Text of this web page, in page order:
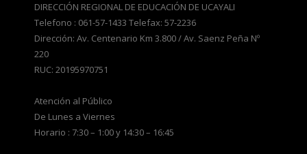
DIRECCIÓN REGIONAL DE EDUCACIÓN DE UCAYALI
Telefono : 061-57-1433 Telefax: 57-2236
Dirección: Av. Centenario Km 3.800 / Av. Saenz Peña Nº
220
RUC: 20195970751
Atención al Público
De Lunes a Viernes
Horario : 7:30 – 1:00 y 14:30 – 16:45